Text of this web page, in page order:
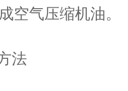
空气压缩机油。
法